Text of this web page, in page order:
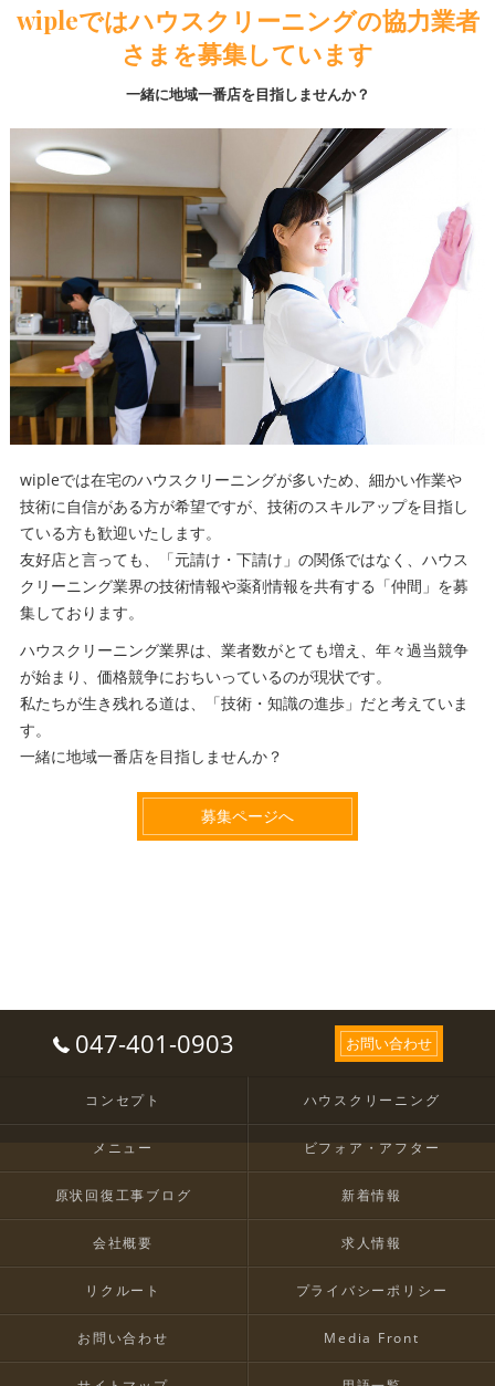
wipleではハウスクリーニングの協力業者
さまを募集しています
一緒に地域一番店を目指しませんか？
wipleでは在宅のハウスクリーニングが多いため、細かい作業や
技術に自信がある方が希望ですが、技術のスキルアップを目指し
ている方も歓迎いたします。
友好店と言っても、「元請け・下請け」の関係ではなく、ハウス
クリーニング業界の技術情報や薬剤情報を共有する「仲間」を募
集しております。
ハウスクリーニング業界は、業者数がとても増え、年々過当競争
が始まり、価格競争におちいっているのが現状です。
私たちが生き残れる道は、「技術・知識の進歩」だと考えていま
す。
一緒に地域一番店を目指しませんか？
募集ページへ
047-401-0903 お問い合わせ
コンセプト ハウスクリーニング
メニュー ビフォア・アフター
原状回復工事ブログ 新着情報
会社概要 求人情報
リクルート プライバシーポリシー
お問い合わせ Media Front